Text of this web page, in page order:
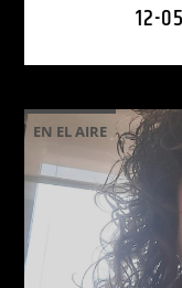
12-
EN EL AIRE